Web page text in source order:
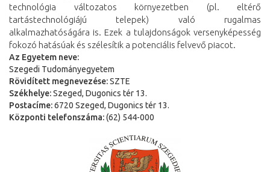
technológia változatos környezetben (pl. eltérő
tartástechnológiájú telepek) való rugalmas
alkalmazhatóságára is. Ezek a tulajdonságok versenyképesség
fokozó hatásúak és szélesítik a potenciális felvevő piacot.
Az Egyetem neve:
Szegedi Tudományegyetem
Rövidített megnevezése:SZTE
Székhelye:Szeged, Dugonics tér 13.
Postacíme:6720 Szeged, Dugonics tér 13.
Központi telefonszáma:(62) 544-000